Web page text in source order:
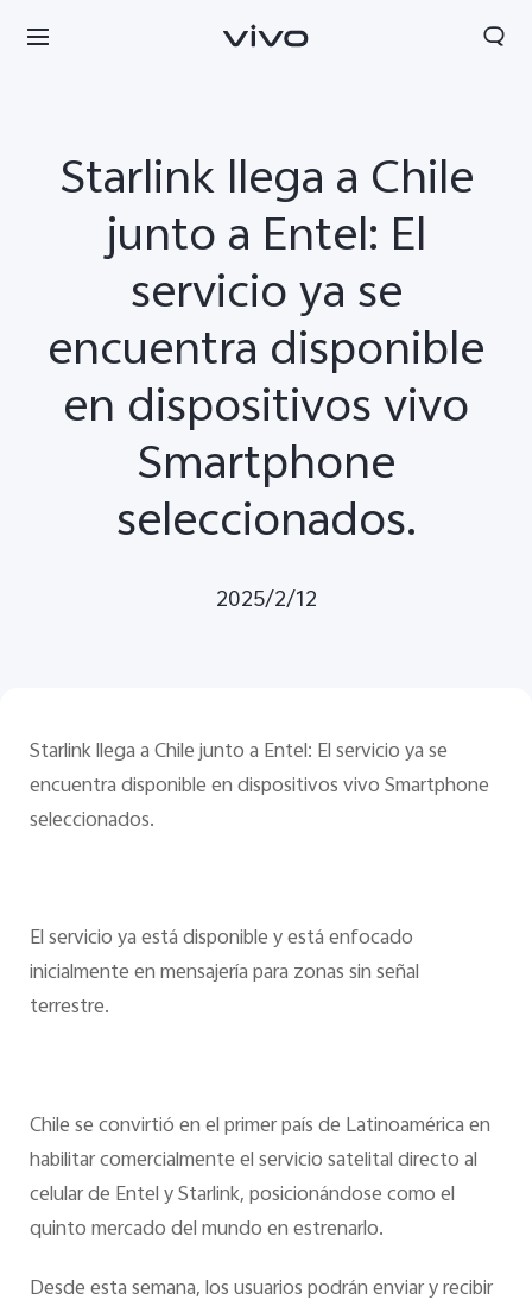
Chile | Seleccione país/región
Starlink llega a Chile
junto a Entel: El
servicio ya se
encuentra disponible
en dispositivos vivo
Smartphone
seleccionados.
2025/2/12
Starlink llega a Chile junto a Entel: El servicio ya se
encuentra disponible en dispositivos vivo Smartphone
seleccionados.
El servicio ya está disponible y está enfocado
inicialmente en mensajería para zonas sin señal
terrestre.
Chile se convirtió en el primer país de Latinoamérica en
habilitar comercialmente el servicio satelital directo al
celular de Entel y Starlink, posicionándose como el
quinto mercado del mundo en estrenarlo.
Desde esta semana, los usuarios podrán enviar y recibir